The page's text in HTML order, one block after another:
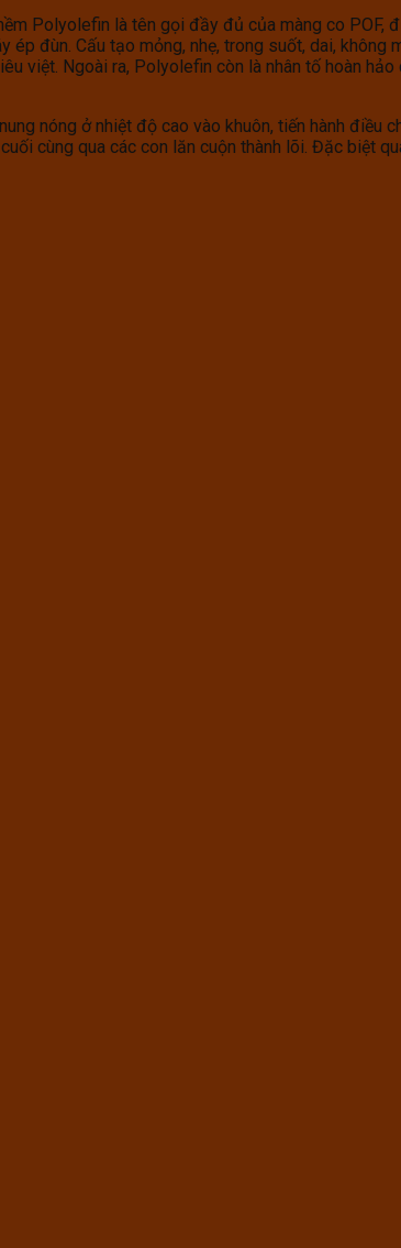
Polyolefin là tên gọi đầy đủ của màng co POF,
đùn. Cấu tạo mỏng, nhẹ, trong suốt, dai, không
việt. Ngoài ra, Polyolefin còn là nhân tố hoàn
nóng ở nhiệt độ cao vào khuôn, tiến hành điều
cùng qua các con lăn cuộn thành lõi. Đặc biệt